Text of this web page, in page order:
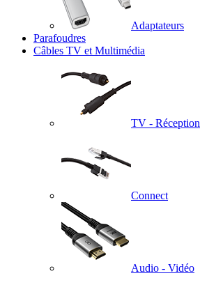
Adaptateurs
Parafoudres
Câbles TV et Multimédia
TV - Réception
Connect
Audio - Vidéo